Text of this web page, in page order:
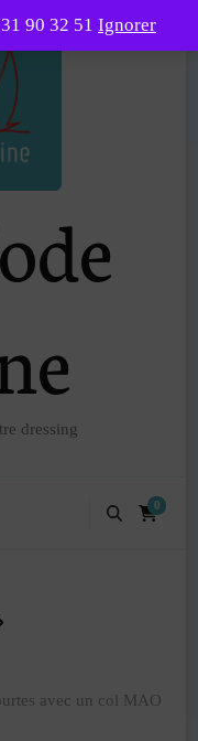
90 32 51 Ignorer
dressing
0
avec un col MAO